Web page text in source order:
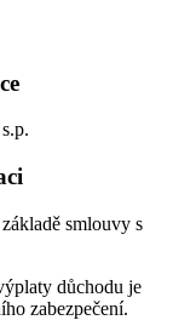
smlouvy s
důchodu je
zabezpečení.